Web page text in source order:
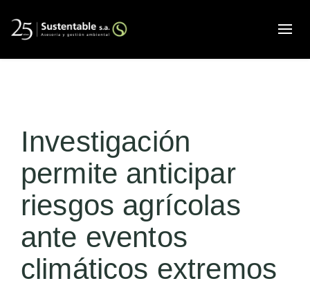
Investigación
permite anticipar
riesgos agrícolas
ante eventos
climáticos extremos